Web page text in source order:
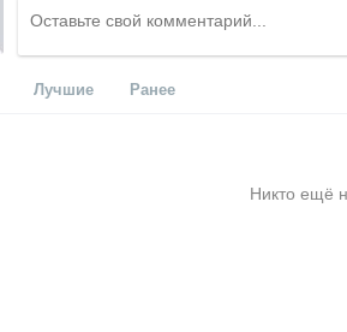
Лучшие Ранее
Никто ещё